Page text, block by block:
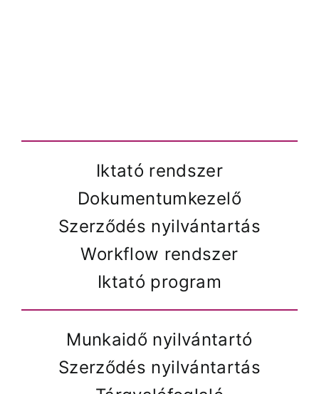
Iktató rendszer
Dokumentumkezelő
Szerződés nyilvántartás
Workflow rendszer
Iktató program
Munkaidő nyilvántartó
Szerződés nyilvántartás